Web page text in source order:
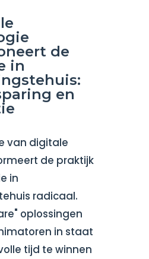
de
in
en
van digitale
de praktijk
in
radicaal.
oplossingen
in staat
tijd te winnen